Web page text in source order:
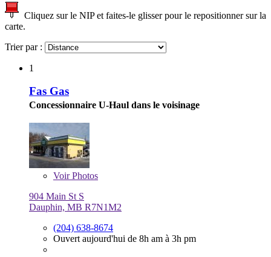
Cliquez sur le NIP et faites-le glisser pour le repositionner sur la
carte.
Trier par :
1
Fas Gas
Concessionnaire U-Haul dans le voisinage
VoirPhotos
904 Main St S
Dauphin, MB R7N1M2
(204) 638-8674
Ouvert aujourd'hui de 8h am à 3h pm